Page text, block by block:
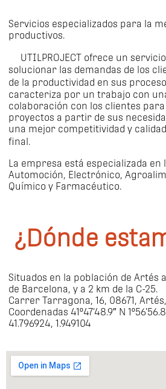
Servicios especializados para la
productivos.
UTILPROJECT ofrece un
solucionar las demandas de los
de la productividad en sus
caracteriza por un trabajo con
colaboración con los clientes
proyectos a partir de sus
una mejor competitividad y
final.
La empresa está especializada en
Automoción, Electrónico,
Químico y Farmacéutico.
¿Dónde
Situados en la población de Artés
de Barcelona, y a 2 km de la C-25.
Carrer Tarragona, 16, 08671,
Coordenadas 41º47’48.9″ N
41.796924, 1.949104